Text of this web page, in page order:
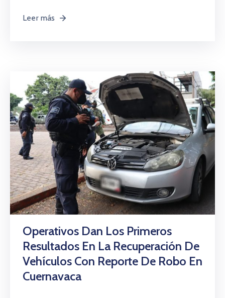
Leer más
Operativos Dan Los Primeros
Resultados En La Recuperación De
Vehículos Con Reporte De Robo En
Cuernavaca